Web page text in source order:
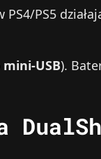
PS5
mini‑USB).